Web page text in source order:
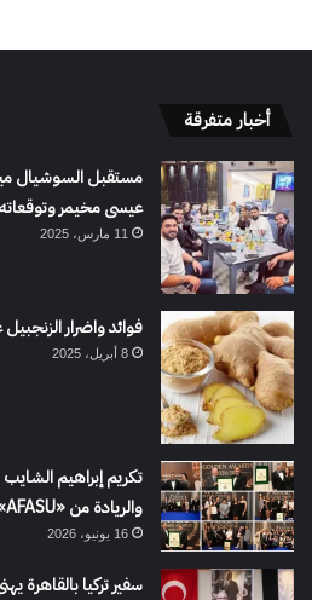
أخبار متفرقة
مستقبل السوشيال
عيسى مخيمر وتوقعاته
11 مارس، 2025
فوائد واضرار
8 أبريل، 2025
تكريم إبراهيم الشايب
والريادة من «AFASU»
16 يونيو، 2026
سفير تركيا